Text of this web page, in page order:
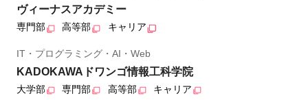
ヴィーナスアカデミー
専門部 高等部 キャリア
IT・プログラミング・AI・Web
KADOKAWAドワンゴ情報工科学院
大学部 専門部 高等部 キャリア